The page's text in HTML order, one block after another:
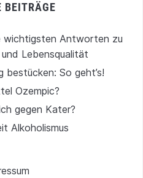
BEITRÄGE
wichtigsten Antworten zu
Lebensqualität
bestücken: So geht’s!
Ozempic?
gegen Kater?
Alkoholismus